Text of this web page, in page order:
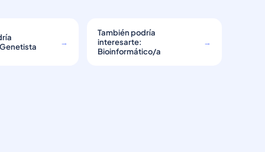
→
También podría
interesarte:
Bioinformático/a
→